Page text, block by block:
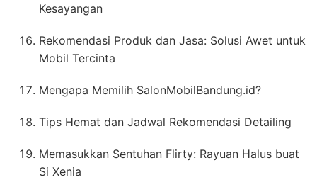
Kesayangan
Rekomendasi Produk dan Jasa: Solusi Awet untuk
Mobil Tercinta
Mengapa Memilih SalonMobilBandung.id?
Tips Hemat dan Jadwal Rekomendasi Detailing
Memasukkan Sentuhan Flirty: Rayuan Halus buat
Si Xenia